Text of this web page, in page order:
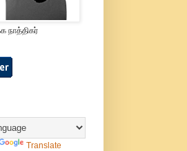
நாத்திகர்
Translate